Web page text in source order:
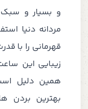
و بسیار و سبک
مردانه دنیا
قهرمانی را با
زیبایی این
همین دلیل
بهترین بردن